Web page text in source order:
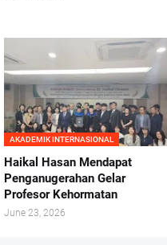
AKADEMIK INTERNASIONAL
Haikal Hasan Mendapat
Penganugerahan Gelar
Profesor Kehormatan
June 23, 2026